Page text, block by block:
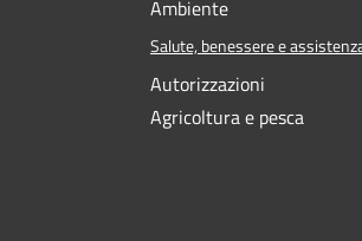
Ambiente
Salute, benessere e
Autorizzazioni
Agricoltura e pesca